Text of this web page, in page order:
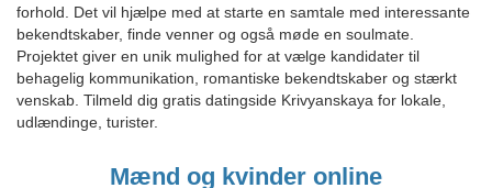
forhold. Det vil hjælpe med at starte en samtale med interessante
bekendtskaber, finde venner og også møde en soulmate.
Projektet giver en unik mulighed for at vælge kandidater til
behagelig kommunikation, romantiske bekendtskaber og stærkt
venskab. Tilmeld dig gratis datingside Krivyanskaya for lokale,
udlændinge, turister.
Mænd og kvinder online